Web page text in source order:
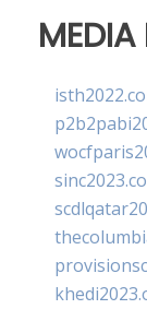
MEDIA